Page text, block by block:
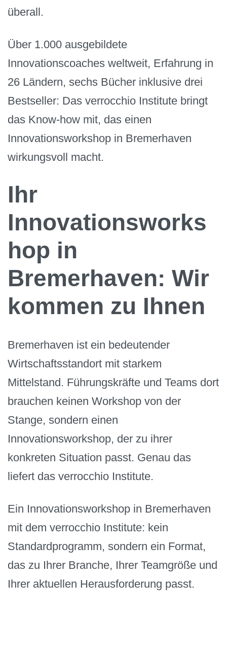
überall.
Über 1.000 ausgebildete
Innovationscoaches weltweit, Erfahrung in
26 Ländern, sechs Bücher inklusive drei
Bestseller: Das verrocchio Institute bringt
das Know-how mit, das einen
Innovationsworkshop in Bremerhaven
wirkungsvoll macht.
Ihr
Innovationsworks
hop in
Bremerhaven: Wir
kommen zu Ihnen
Bremerhaven ist ein bedeutender
Wirtschaftsstandort mit starkem
Mittelstand. Führungskräfte und Teams dort
brauchen keinen Workshop von der
Stange, sondern einen
Innovationsworkshop, der zu ihrer
konkreten Situation passt. Genau das
liefert das verrocchio Institute.
Ein Innovationsworkshop in Bremerhaven
mit dem verrocchio Institute: kein
Standardprogramm, sondern ein Format,
das zu Ihrer Branche, Ihrer Teamgröße und
Ihrer aktuellen Herausforderung passt.